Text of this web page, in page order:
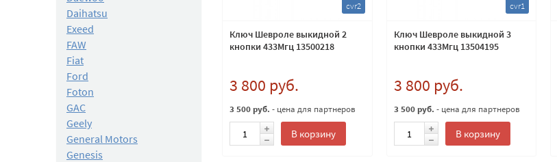
Daihatsu
Exeed
FAW
Fiat
Ford
Foton
GAC
Geely
General Motors
Genesis
cvr2
Ключ Шевроле выкидной 2
кнопки 433Мгц 13500218
3 800 руб.
3 500 руб. - цена для партнеров
В корзину
cvr1
Ключ Шевроле выкидной 3
кнопки 433Мгц 13504195
3 800 руб.
3 500 руб. - цена для партнеров
В корзину